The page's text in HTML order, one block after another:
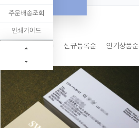
명함용지 추천(12) 신규등록순 인기상품순
주문배송조회
인쇄가이드